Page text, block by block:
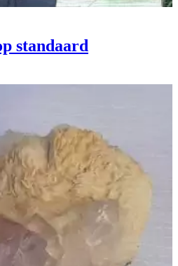
standaard